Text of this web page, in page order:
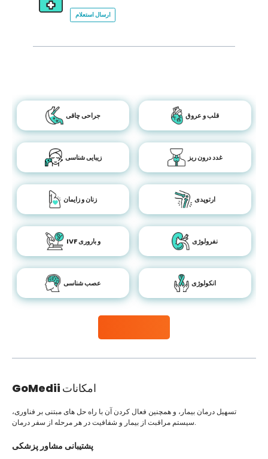
ارسال استعلام
جراحی چاقی قلب و عروق
زیبایی شناسی غدد درون ریز
زنان و زایمان ارتوپدی
IVF و باروری نفرولوژی
عصب شناسی انکولوژی
GoMedii امکانات
تسهیل درمان بیمار، و همچنین فعال کردن آن با راه حل های مبتنی بر فناوری،
سیستم مراقبت از بیمار و شفافیت در هر مرحله از سفر درمان.
پشتیبانی مشاور پزشکی